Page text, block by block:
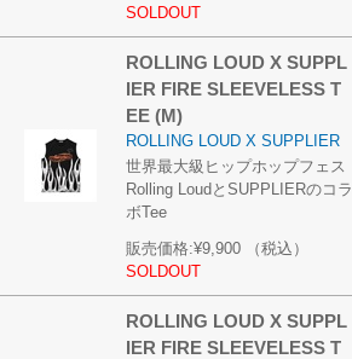
SOLDOUT
ROLLING LOUD X SUPPL
IER FIRE SLEEVELESS T
EE (M)
ROLLING LOUD X SUPPLIER
世界最大級ヒップホップフェス
Rolling LoudとSUPPLIERのコラ
ボTee
販売価格:¥9,900
（税込）
SOLDOUT
ROLLING LOUD X SUPPL
IER FIRE SLEEVELESS T